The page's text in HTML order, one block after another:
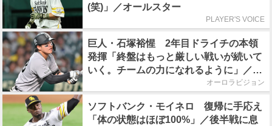
(笑)」／オールスター
PLAYER'S VOICE
巨人・石塚裕惺 2年目ドライチの本領
発揮「終盤はもっと厳しい戦いが続いて
いく。チームの力になれるように」／後
オーロラビジョン
ソフトバンク・モイネロ 復帰に手応え
「体の状態はほぼ100%」／後半戦に息